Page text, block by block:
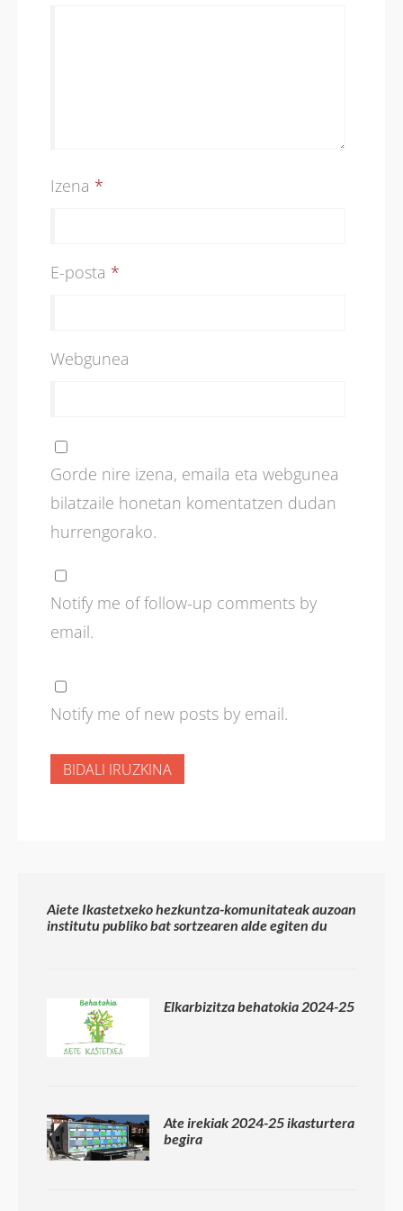
Izena *
E-posta *
Webgunea
Gorde nire izena, emaila eta webgunea
bilatzaile honetan komentatzen dudan
hurrengorako.
Notify me of follow-up comments by
email.
Notify me of new posts by email.
Aiete Ikastetxeko hezkuntza-komunitateak auzoan
institutu publiko bat sortzearen alde egiten du
Elkarbizitza behatokia 2024-25
Ate irekiak 2024-25 ikasturtera
begira